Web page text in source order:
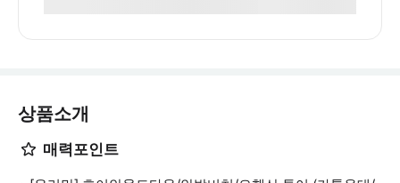
상품소개
매력포인트